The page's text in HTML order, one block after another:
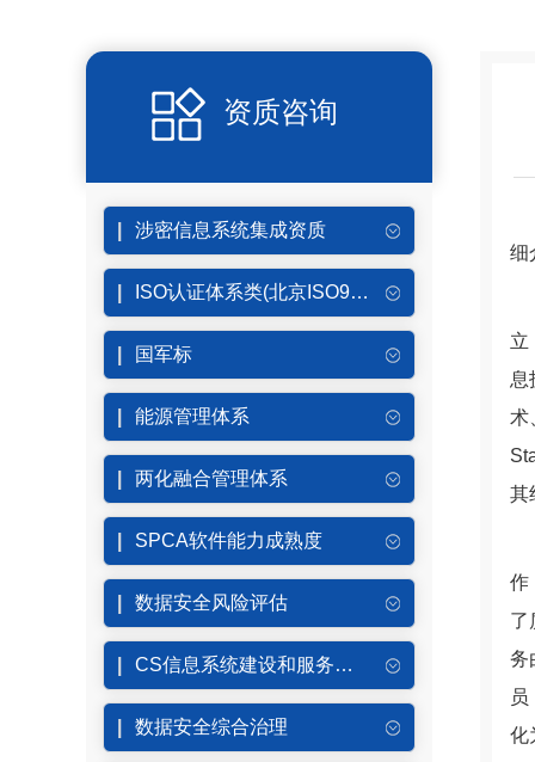
资质咨询
涉密信息系统集成资质
ISO认证体系类(北京ISO9001认证)
国军标
能源管理体系
两化融合管理体系
SPCA软件能力成熟度
数据安全风险评估
CS信息系统建设和服务能力评估(北京CS认证)
数据安全综合治理
细
立
息
术
其
作
了
务
化